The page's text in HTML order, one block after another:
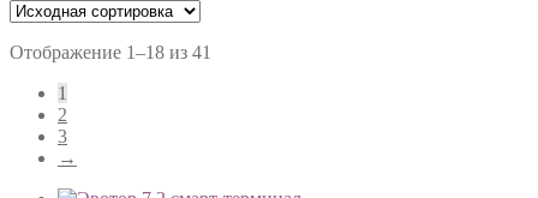
Отображение 1–18 из 41
1
2
3
→